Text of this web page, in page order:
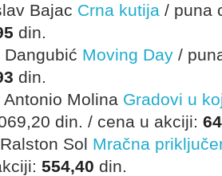
Bajac Crna kutija / puna
din.
Dangubić Moving Day /
din.
Antonio Molina Gradovi u
din. / cena u akciji:
Sol Mračna
554,40 din.